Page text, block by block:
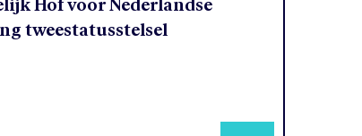
Hof voor Nederlandse
tweestatusstelsel